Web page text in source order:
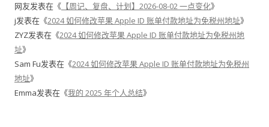
网友发表在《 【周记、复盘、计划】2026-08-02 一点变化》
j发表在《2024 如何修改苹果 Apple ID 账单付款地址为免税州地址》
ZYZ发表在《2024 如何修改苹果 Apple ID 账单付款地址为免税州地
址》
Sam Fu发表在《2024 如何修改苹果 Apple ID 账单付款地址为免税州
地址》
Emma发表在《我的 2025 年个人总结》